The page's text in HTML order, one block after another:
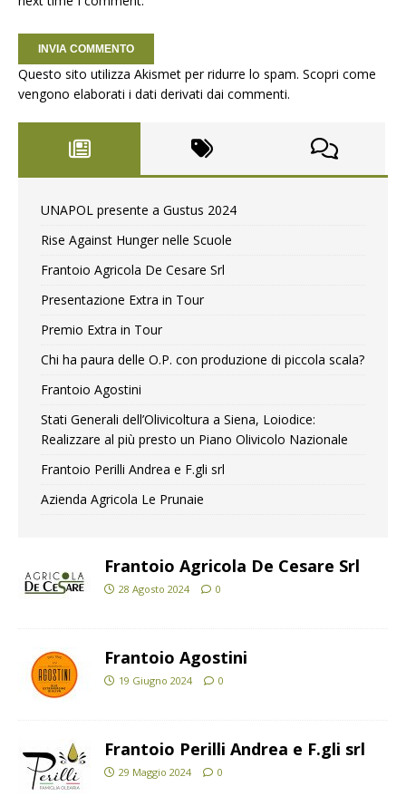
Questo sito utilizza Akismet per ridurre lo spam. Scopri come
vengono elaborati i dati derivati dai commenti.
UNAPOL presente a Gustus 2024
Rise Against Hunger nelle Scuole
Frantoio Agricola De Cesare Srl
Presentazione Extra in Tour
Premio Extra in Tour
Chi ha paura delle O.P. con produzione di piccola scala?
Frantoio Agostini
Stati Generali dell’Olivicoltura a Siena, Loiodice:
Realizzare al più presto un Piano Olivicolo Nazionale
Frantoio Perilli Andrea e F.gli srl
Azienda Agricola Le Prunaie
Frantoio Agricola De Cesare Srl
28 Agosto 2024 0
Frantoio Agostini
19 Giugno 2024 0
Frantoio Perilli Andrea e F.gli srl
29 Maggio 2024 0